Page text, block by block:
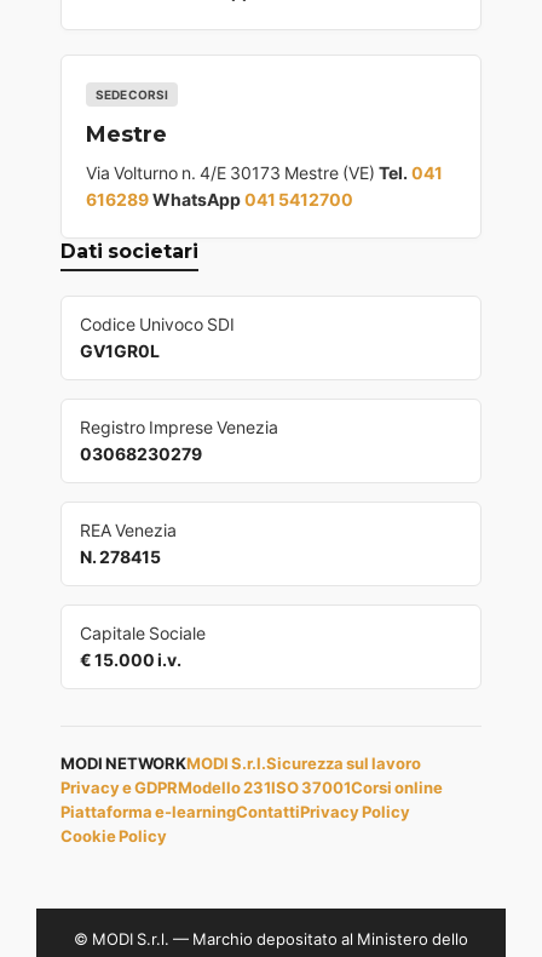
SEDE CORSI
Mestre
Via Volturno n. 4/E 30173 Mestre (VE) Tel. 041
616289WhatsApp041 5412700
Dati societari
Codice Univoco SDI
GV1GR0L
Registro Imprese Venezia
03068230279
REA Venezia
N. 278415
Capitale Sociale
€ 15.000 i.v.
MODI NETWORKMODI S.r.l.Sicurezza sul lavoro
Privacy e GDPRModello 231ISO 37001Corsi online
Piattaforma e-learningContattiPrivacy Policy
Cookie Policy
© MODI S.r.l. — Marchio depositato al Ministero dello